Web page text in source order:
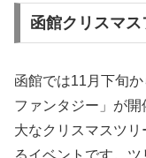
函館クリスマ
函館では11月下旬
ファンタジー」が
大なクリスマスツ
るイベントです。